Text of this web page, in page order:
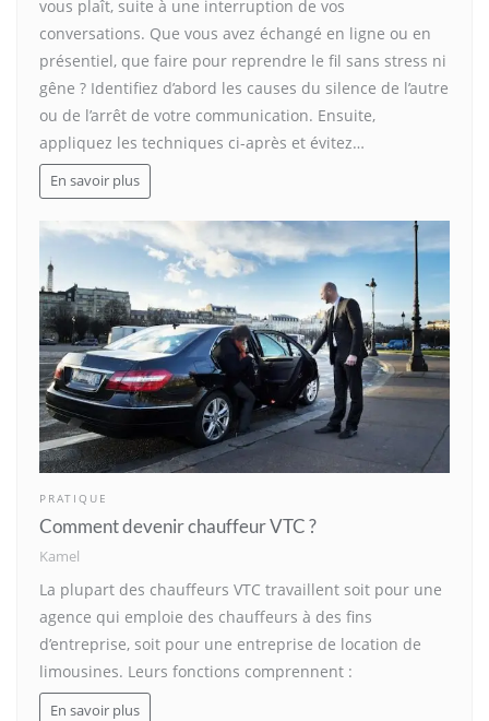
vous plaît, suite à une interruption de vos
conversations. Que vous avez échangé en ligne ou en
présentiel, que faire pour reprendre le fil sans stress ni
gêne ? Identifiez d’abord les causes du silence de l’autre
ou de l’arrêt de votre communication. Ensuite,
appliquez les techniques ci-après et évitez…
En savoir plus
PRATIQUE
Comment devenir chauffeur VTC ?
Kamel
La plupart des chauffeurs VTC travaillent soit pour une
agence qui emploie des chauffeurs à des fins
d’entreprise, soit pour une entreprise de location de
limousines. Leurs fonctions comprennent :
En savoir plus